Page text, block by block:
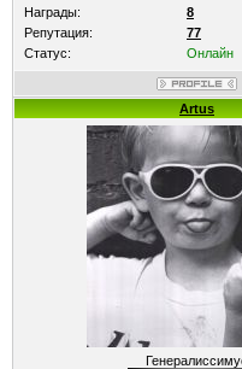
Награды:
8
Репутация:
77
Статус:
Онлайн
Artus